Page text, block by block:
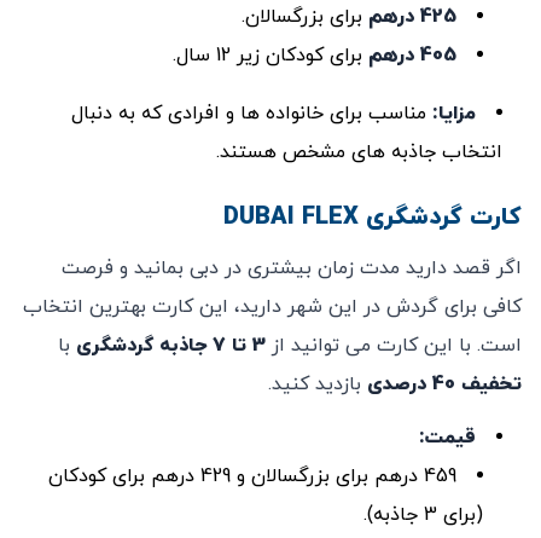
425 درهم
برای بزرگسالان.
405 درهم
برای کودکان زیر 12 سال.
مزایا: مناسب برای خانواده‌ ها و افرادی که به دنبال
انتخاب جاذبه‌ های مشخص هستند.
کارت گردشگری DUBAI FLEX
اگر قصد دارید مدت زمان بیشتری در دبی بمانید و فرصت
کافی برای گردش در این شهر دارید، این کارت بهترین انتخاب
است. با این کارت می ‌توانید از 3 تا 7 جاذبه گردشگری
با
تخفیف 40 درصدی
بازدید کنید.
قیمت:
459 درهم برای بزرگسالان و 429 درهم برای کودکان
(برای 3 جاذبه).